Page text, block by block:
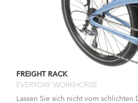
FREIGHT RACK
EVERYDAY WORKHORSE
Lassen Sie sich nicht vom schlichten